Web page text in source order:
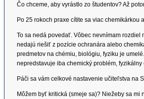
Čo chceme, aby vyrástlo zo študentov? Až
Po 25 rokoch praxe cítite sa viac chemikárkou
To sa nedá povedať. Vôbec nevnímam rozdiel
nedajú riešiť z pozície ochranára alebo
predmetov na chémiu, biológiu, fyziku je
nepredstavuje iba chemický problém,
Páči sa vám celkové nastavenie učiteľstva na
Môžem byť kritická (smeje sa)? Niežeby sa mi